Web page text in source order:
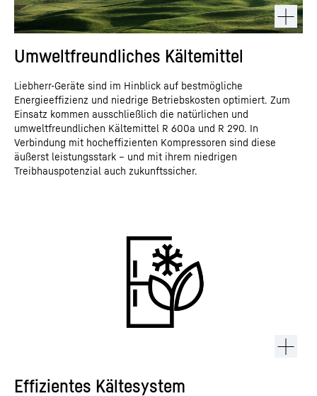
Umweltfreundliches Kältemittel
Liebherr-Geräte sind im Hinblick auf bestmögliche
Energieeffizienz und niedrige Betriebskosten optimiert. Zum
Einsatz kommen ausschließlich die natürlichen und
umweltfreundlichen Kältemittel R 600a und R 290. In
Verbindung mit hocheffizienten Kompressoren sind diese
äußerst leistungsstark – und mit ihrem niedrigen
Treibhauspotenzial auch zukunftssicher.
Effizientes Kältesystem